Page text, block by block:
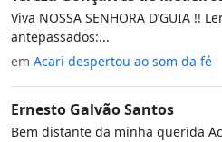
Viva NOSSA SENHORA D’GUIA !!
antepassados:...
em Acari despertou ao som da fé
Ernesto Galvão Santos
Bem distante da minha querida